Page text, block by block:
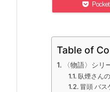
Pocket
Table of
〈物語〉シ
臥煙さん
冒頭 バス